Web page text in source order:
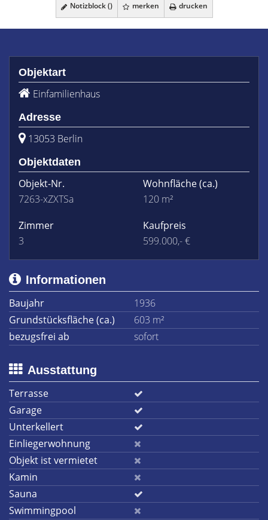
Notizblock () merken drucken
Objektart
Einfamilienhaus
Adresse
13053 Berlin
Objektdaten
Objekt-Nr.
7263-xZXTSa
Wohnfläche(ca.)
120 m²
Zimmer
3
Kaufpreis
599.000,- €
Informationen
Baujahr
1936
Grundstücksfläche (ca.)
603 m²
bezugsfrei ab
sofort
Ausstattung
Terrasse
Garage
Unterkellert
Einliegerwohnung
Objekt ist vermietet
Kamin
Sauna
Swimmingpool